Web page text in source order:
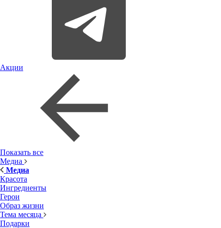
Акции
Показать все
Медиа
Медиа
Красота
Ингредиенты
Герои
Образ жизни
Тема месяца
Подарки